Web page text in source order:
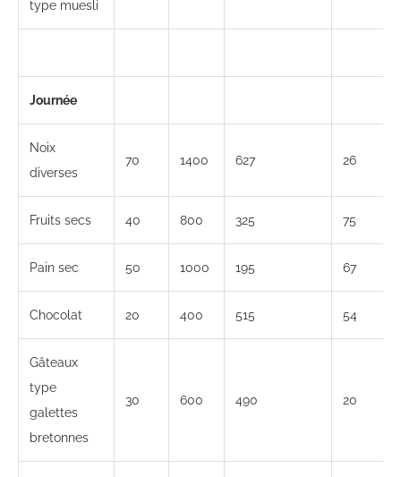
type muesli
Journée
Noix
diverses
70 1400 627 26
Fruits secs 40 800 325 75
Pain sec 50 1000 195 67
Chocolat 20 400 515 54
Gâteaux
type
galettes
bretonnes
30 600 490 20